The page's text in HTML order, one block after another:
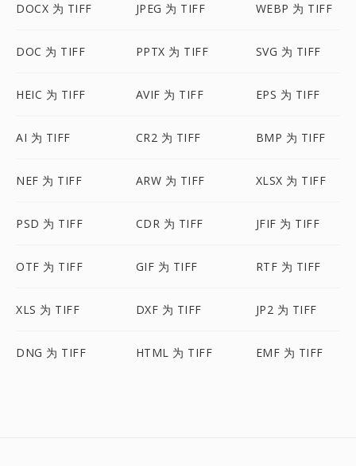
DOCX 为 TIFF JPEG 为 TIFF WEBP 为 TIFF
DOC 为 TIFF PPTX 为 TIFF SVG 为 TIFF
HEIC 为 TIFF AVIF 为 TIFF EPS 为 TIFF
AI 为 TIFF CR2 为 TIFF BMP 为 TIFF
NEF 为 TIFF ARW 为 TIFF XLSX 为 TIFF
PSD 为 TIFF CDR 为 TIFF JFIF 为 TIFF
OTF 为 TIFF GIF 为 TIFF RTF 为 TIFF
XLS 为 TIFF DXF 为 TIFF JP2 为 TIFF
DNG 为 TIFF HTML 为 TIFF EMF 为 TIFF